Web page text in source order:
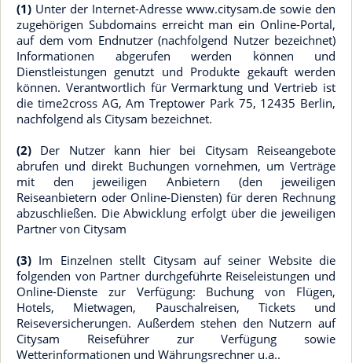
(1) Unter der Internet-Adresse www.citysam.de sowie den
zugehörigen Subdomains erreicht man ein Online-Portal,
auf dem vom Endnutzer (nachfolgend Nutzer bezeichnet)
Informationen abgerufen werden können und
Dienstleistungen genutzt und Produkte gekauft werden
können. Verantwortlich für Vermarktung und Vertrieb ist
die time2cross AG, Am Treptower Park 75, 12435 Berlin,
nachfolgend als Citysam bezeichnet.
(2) Der Nutzer kann hier bei Citysam Reiseangebote
abrufen und direkt Buchungen vornehmen, um Verträge
mit den jeweiligen Anbietern (den jeweiligen
Reiseanbietern oder Online-Diensten) für deren Rechnung
abzuschließen. Die Abwicklung erfolgt über die jeweiligen
Partner von Citysam
(3) Im Einzelnen stellt Citysam auf seiner Website die
folgenden von Partner durchgeführte Reiseleistungen und
Online-Dienste zur Verfügung: Buchung von Flügen,
Hotels, Mietwagen, Pauschalreisen, Tickets und
Reiseversicherungen. Außerdem stehen den Nutzern auf
Citysam Reiseführer zur Verfügung sowie
Wetterinformationen und Währungsrechner u.a..